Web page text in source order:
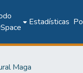
Estadísticas
Maga